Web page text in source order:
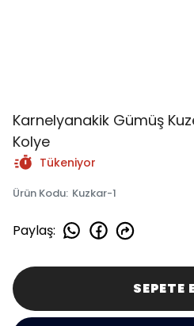
Karnelyanakik Gümüş
Kolye
Tükeniyor
Ürün Kodu: Kuzkar-1
Paylaş:
SEPETE